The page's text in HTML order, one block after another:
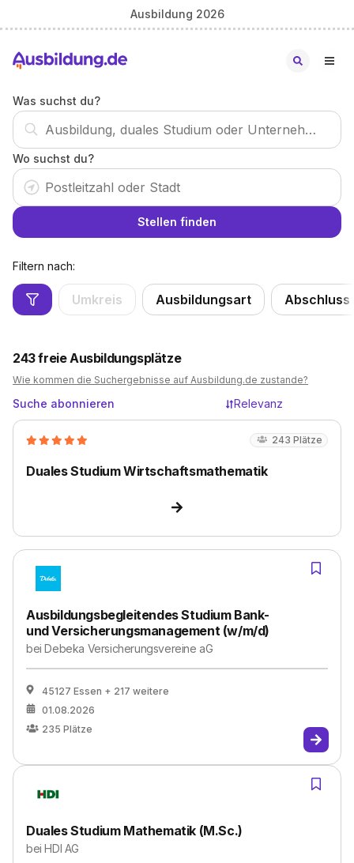
Ausbildung 2026
Was suchst du?
Wo suchst du?
Stellen finden
Filtern nach:
Umkreis Ausbildungsart Abschluss
243freie Ausbildungsplätze
Wie kommen die Suchergebnisse auf Ausbildung.de zustande?
Suche abonnieren Relevanz
243 Plätze
Duales Studium Wirtschaftsmathematik
Ausbildungsbegleitendes Studium Bank-
und Versicherungsmanagement (w/m/d)
beiDebeka Versicherungsvereine aG
45127 Essen + 217 weitere
01.08.2026
235 Plätze
Duales Studium Mathematik (M.Sc.)
beiHDI AG